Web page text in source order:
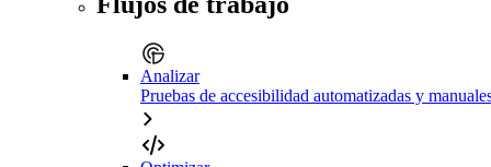
Analizar
Pruebas de accesibilidad automatizadas y